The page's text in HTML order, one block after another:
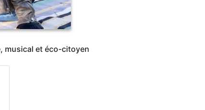
musical et éco-citoyen